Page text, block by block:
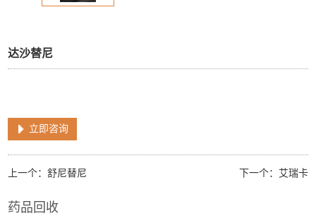
达沙替尼
立即咨询
上一个：舒尼替尼 下一个： 艾瑞卡
药品回收